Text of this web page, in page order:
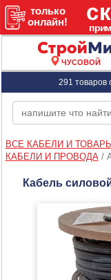
ЧУСОВОЙ
291 товаров
ВСЕ КАБЕЛИ И
КАБЕЛИ И ПРОВОДА/
Кабель